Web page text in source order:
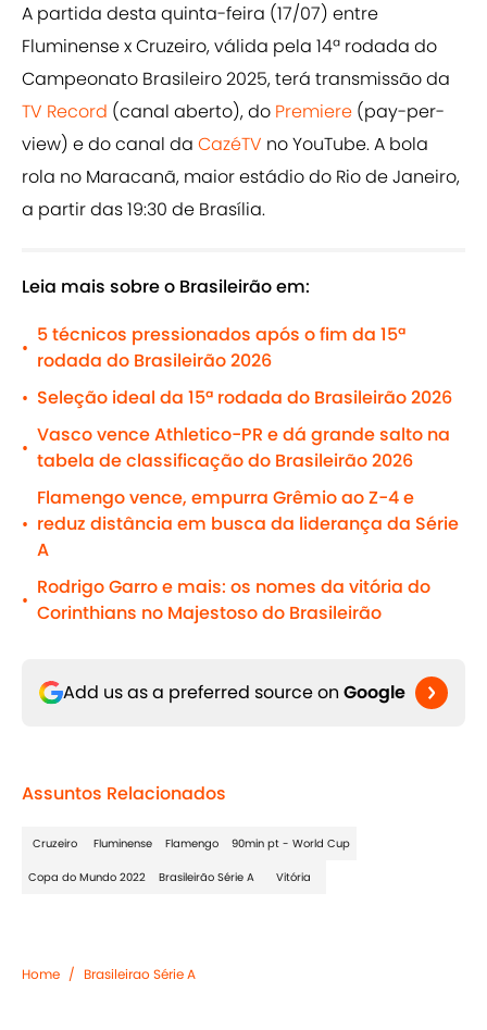
A partida desta quinta-feira (17/07) entre
Fluminense x Cruzeiro, válida pela 14ª rodada do
Campeonato Brasileiro 2025, terá transmissão da
TV Record (canal aberto), do Premiere (pay-per-
view) e do canal da CazéTV no YouTube. A bola
rola no Maracanã, maior estádio do Rio de Janeiro,
a partir das 19:30 de Brasília.
Leia mais sobre o Brasileirão em:
•
5 técnicos pressionados após o fim da 15ª
rodada do Brasileirão 2026
• Seleção ideal da 15ª rodada do Brasileirão 2026
•
Vasco vence Athletico-PR e dá grande salto na
tabela de classificação do Brasileirão 2026
•
Flamengo vence, empurra Grêmio ao Z-4 e
reduz distância em busca da liderança da Série
A
•
Rodrigo Garro e mais: os nomes da vitória do
Corinthians no Majestoso do Brasileirão
Add us as a preferred source on Google
Assuntos Relacionados
Cruzeiro Fluminense Flamengo 90min pt - World Cup
Copa do Mundo 2022 Brasileirão Série A Vitória
Home / Brasileirao Série A